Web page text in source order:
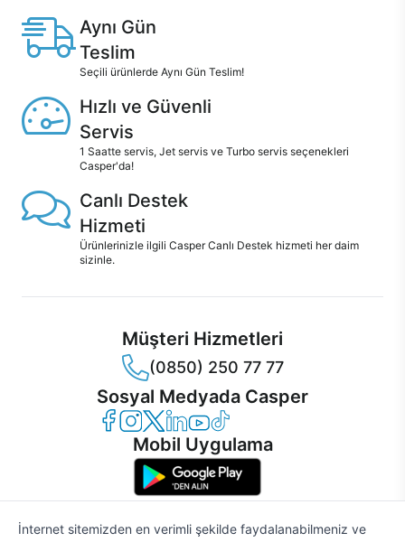
Aynı Gün
Teslim
Seçili ürünlerde Aynı Gün Teslim!
Hızlı ve Güvenli
Servis
1 Saatte servis, Jet servis ve Turbo servis seçenekleri
Casper'da!
Canlı Destek
Hizmeti
Ürünlerinizle ilgili Casper Canlı Destek hizmeti her daim
sizinle.
Müşteri Hizmetleri
(0850) 250 77 77
Sosyal Medyada Casper
Casper Facebook
Casper Instagram
Casper Twitter
Casper LinkedIn
Casper YouTube
Casper TikTok
Mobil Uygulama
İnternet sitemizden en verimli şekilde faydalanabilmeniz ve